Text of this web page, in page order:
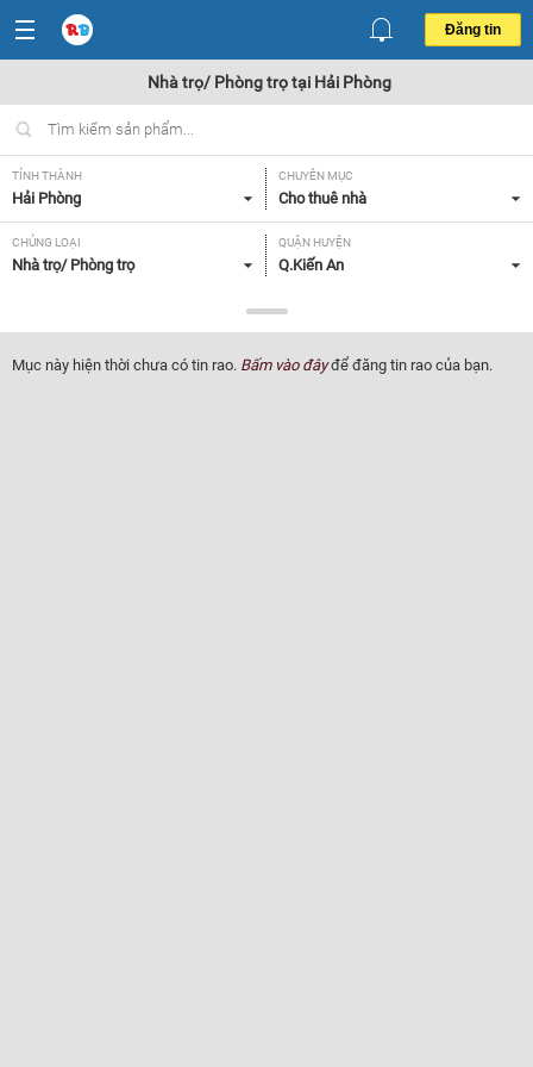
Đăng tin
Nhà trọ/ Phòng trọ tại Hải Phòng
TỈNH THÀNH
Hải Phòng
CHUYÊN MỤC
Cho thuê nhà
CHỦNG LOẠI
Nhà trọ/ Phòng trọ
QUẬN HUYỆN
Q.Kiến An
Tất cả
TIỆN ÍCH
Tất cả
Mục này hiện thời chưa có tin rao. Bấm vào đâyđể đăng tin rao của bạn.